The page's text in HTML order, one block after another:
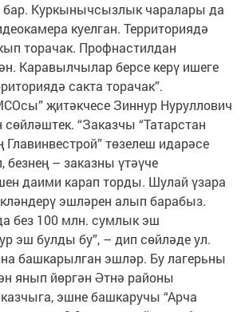
бар. Куркынычсызлык чаралары да
куелган. Территориядә
торачак. Профнастилдан
Каравылчылар берсе керү ишеге
сакта торачак”.
җитәкчесе Зиннур Нуруллович
“Заказчы “Татарстан
төзелеш идарәсе
безнең – заказны үтәүче
даими карап торды. Шулай үзара
эшләрен алып барабыз.
без 100 млн. сумлык эш
эш булды бу”, – дип сөйләде ул.
башкарылган эшләр. Бу лагерьны
янып йөргән Әтнә районы
эшне башкаручы “Арча